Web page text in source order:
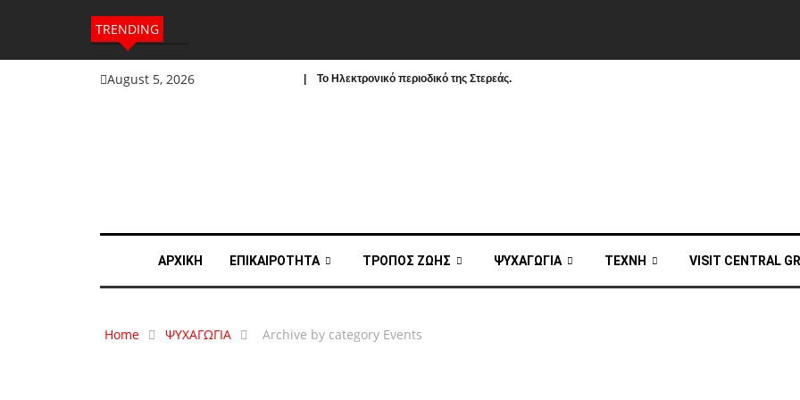
TRENDING
August 5, 2026 | To Ηλεκτρονικό περιοδικό της Στερεάς.
ΑΡΧΙΚΗ ΕΠΙΚΑΙΡΟΤΗΤΑ ΤΡΟΠΟΣ ΖΩΗΣ ΨΥΧΑΓΩΓΙΑ ΤΕΧΝΗ VISIT CENTRAL
Home ΨΥΧΑΓΩΓΙΑ Archive by category Events